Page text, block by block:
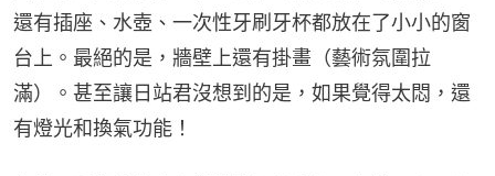
還有插座、水壺、一次性牙刷牙杯都放在了小小的窗
台上。最絕的是，牆壁上還有掛畫（藝術氛圍拉
滿）。甚至讓日站君沒想到的是，如果覺得太悶，還
有燈光和換氣功能！